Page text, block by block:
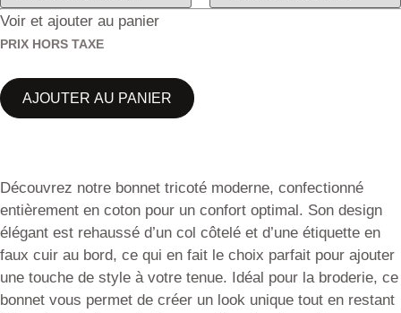
Voir et ajouter au panier
PRIX HORS TAXE
AJOUTER AU PANIER
Découvrez notre bonnet tricoté moderne, confectionné
entièrement en coton pour un confort optimal. Son design
élégant est rehaussé d’un col côtelé et d’une étiquette en
faux cuir au bord, ce qui en fait le choix parfait pour ajouter
une touche de style à votre tenue. Idéal pour la broderie, ce
bonnet vous permet de créer un look unique tout en restant